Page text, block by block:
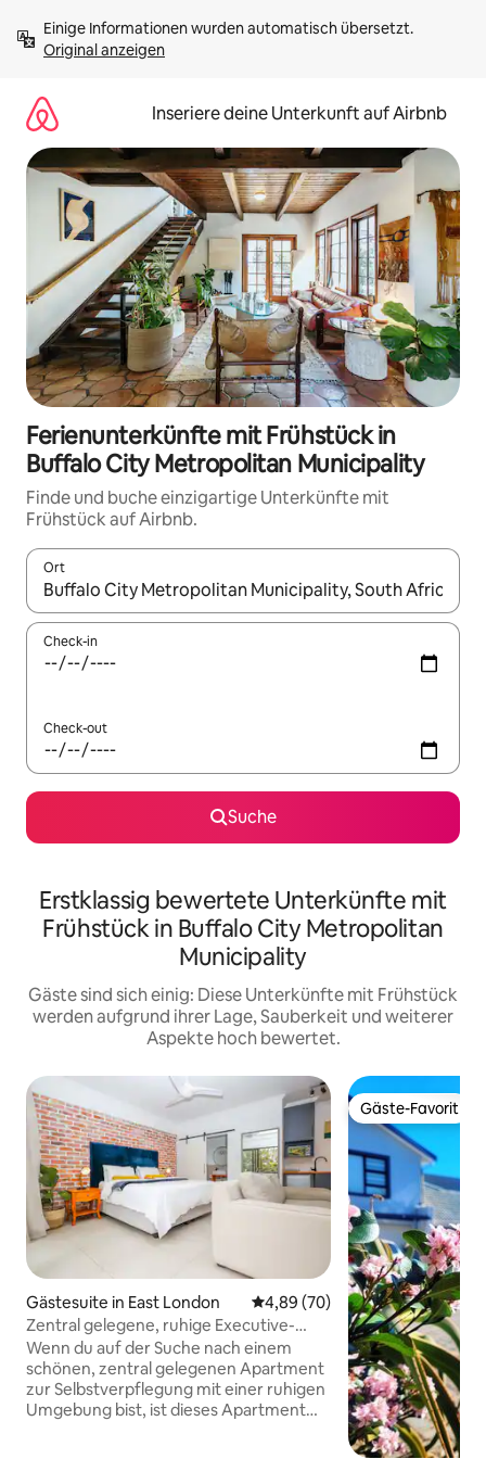
Inhalten
springenOriginal anzeigen
Inseriere deine Unterkunft auf Airbnb
Ferienunterkünfte mit Frühstück in
Buffalo City Metropolitan Municipality
Finde und buche einzigartige Unterkünfte mit
Frühstück auf Airbnb.
Ort
Wenn Ergebnisse verfügbar sind, navigiere mit den
Check-in
Check-out
Suche
Erstklassig bewertete Unterkünfte mit
Frühstück in Buffalo City Metropolitan
Municipality
Gäste sind sich einig: Diese Unterkünfte mit Frühstück
werden aufgrund ihrer Lage, Sauberkeit und weiterer
Aspekte hoch bewertet.
Gästesuite in East London Durchschnittliche Bewertung:
4,89 (70)
Zentral gelegene, ruhige Executive-
Suite.
Wenn du auf der Suche nach einem
schönen, zentral gelegenen Apartment
zur Selbstverpflegung mit einer ruhigen
Umgebung bist, ist dieses Apartment
Gäste-Favorit
Gäste-Favorit